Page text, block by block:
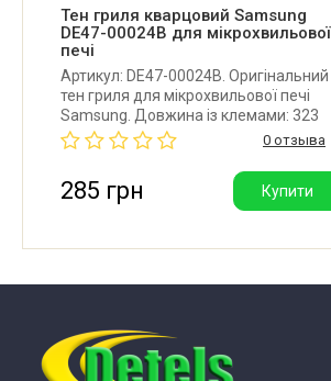
Samsung CE103VR/BWT
Samsung CE1051RTSD/BWT
Samsung CE1070R-TS/BWT
Samsung CE1070RTSD/BWT
Samsung CE1071AR/BWT
Samsung CE1071R/BWT
Тен гриля кварцовий Samsung
DE47-00024B для мікрохвильової
печі
Артикул: DE47-00024B. Оригінальний
тен гриля для мікрохвильової печі
Samsung. Довжина із клемами: 323
мм. Довжина без клем: 305 мм.
Робоча напруга: 115V. Потужність:
0 отзыва
285 грн Купити